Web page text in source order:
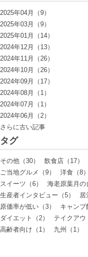
2025年04月（9）
2025年03月（9）
2025年01月（14）
2024年12月（13）
2024年11月（26）
2024年10月（26）
2024年09月（17）
2024年08月（1）
2024年07月（1）
2024年06月（2）
さらに古い記事
タグ
その他（30） 飲食店（17）
ご当地グルメ（9）
洋食（8）
スイーツ（6）
海老原葉月の
生産者インタビュー（5）
居
原価率が低い（3）
キャンプ
ダイエット（2）
テイクアウ
高齢者向け（1）
九州（1）